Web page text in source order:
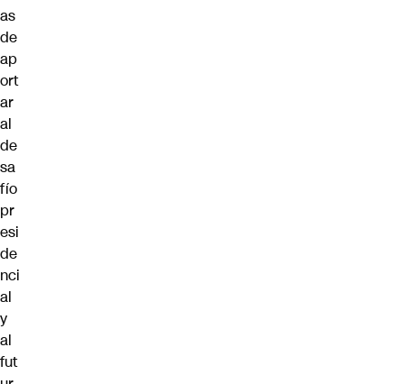
as
de
ap
ort
ar
al
de
sa
fío
pr
esi
de
nci
al
y
al
fut